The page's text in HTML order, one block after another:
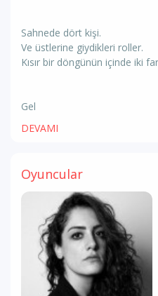
Sahnede dört kişi.
Ve üstlerine giydikleri roller.
Kısır bir döngünün içinde iki
Gel
DEVAMI
Oyuncular